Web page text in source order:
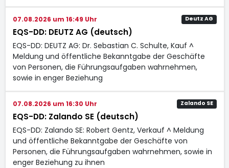
07.08.2026 um 16:49 Uhr Deutz AG
EQS-DD: DEUTZ AG (deutsch)
EQS-DD: DEUTZ AG: Dr. Sebastian C. Schulte, Kauf ^
Meldung und öffentliche Bekanntgabe der Geschäfte
von Personen, die Führungsaufgaben wahrnehmen,
sowie in enger Beziehung
07.08.2026 um 16:30 Uhr Zalando SE
EQS-DD: Zalando SE (deutsch)
EQS-DD: Zalando SE: Robert Gentz, Verkauf ^ Meldung
und öffentliche Bekanntgabe der Geschäfte von
Personen, die Führungsaufgaben wahrnehmen, sowie in
enger Beziehung zu ihnen